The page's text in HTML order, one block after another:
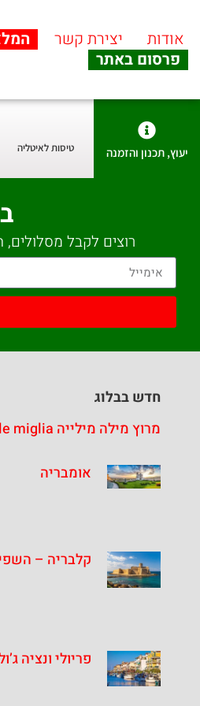
אודות יצירת קשר
פרסום באתר
יעוץ, תכנון והזמנה טיסות לאיטליה
רוצים לקבל מסלולים,
חדש בבלוג
מרוץ מילה מילייה Mille miglia
אומבריה
קלבריה –
פריולי ונציה